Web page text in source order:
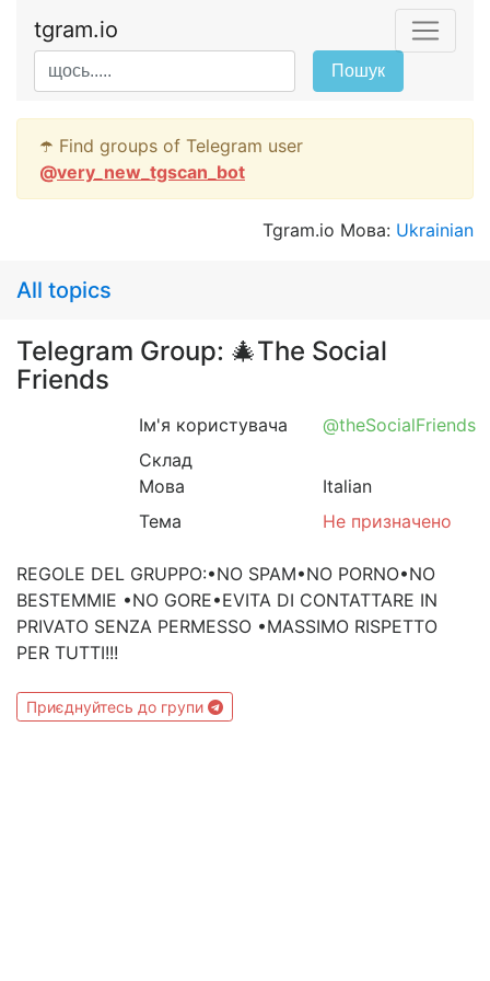
tgram.io
Пошук
☂️ Find groups of Telegram user
@very_new_tgscan_bot
Tgram.io Мова: Ukrainian
All topics
Telegram Group: 🎄The Social
Friends
Ім'я користувача
@theSocialFriends
Склад
Мова
Italian
Тема
Не призначено
REGOLE DEL GRUPPO:•NO SPAM•NO PORNO•NO
BESTEMMIE •NO GORE•EVITA DI CONTATTARE IN
PRIVATO SENZA PERMESSO •MASSIMO RISPETTO
PER TUTTI!!!
Приєднуйтесь до групи